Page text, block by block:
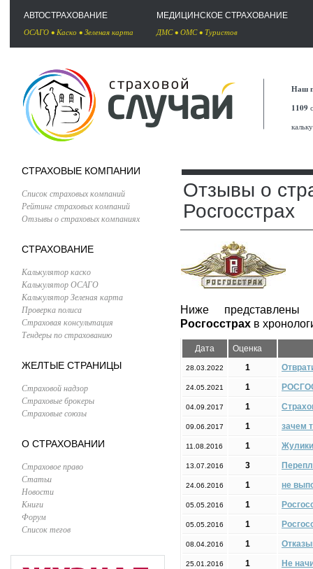
АВТОСТРАХОВАНИЕ
ОСАГО • Каско • Зеленая карта
МЕДИЦИНСКОЕ СТРАХОВАНИЕ
ДМС• ОМС• Туристов
Наш
1109
СТРАХОВЫЕ КОМПАНИИ
Список страховых компаний
Рейтинг страховых компаний
Отзывы о страховых компаниях
СТРАХОВАНИЕ
Калькулятор каско
Калькулятор ОСАГО
Калькулятор Зеленая карта
Проверка полиса
Страховая консультация
Тендеры по страхованию
ЖЕЛТЫЕ СТРАНИЦЫ
Страховой надзор
Страховые брокеры
Страховые союзы
О СТРАХОВАНИИ
Страховое право
Статьи
Новости
Книги
Форум
Список тегов
Отзывы о
Росгосстрах
Ниже представлены
Росгосстрах в
Дата Оценка
28.03.2022 1
24.05.2021 1
04.09.2017 1
09.06.2017 1 зачем
11.08.2016 1
13.07.2016 3
24.06.2016 1 не
05.05.2016 1
05.05.2016 1
08.04.2016 1
25.01.2016 1 Не